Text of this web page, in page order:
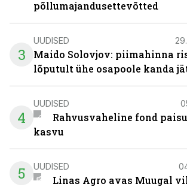
põllumajandusettevõtted
3
UUDISED
Maido Solovjov: piimahinna
lõputult ühe osapoole kanda
4
UUDISED
Rahvusvaheline fond
kasvu
5 UUDISED
Linas Agro avas Muugal